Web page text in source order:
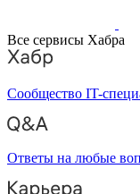
Все сервисы Хабра
Сообщество IT-
Ответы на любые